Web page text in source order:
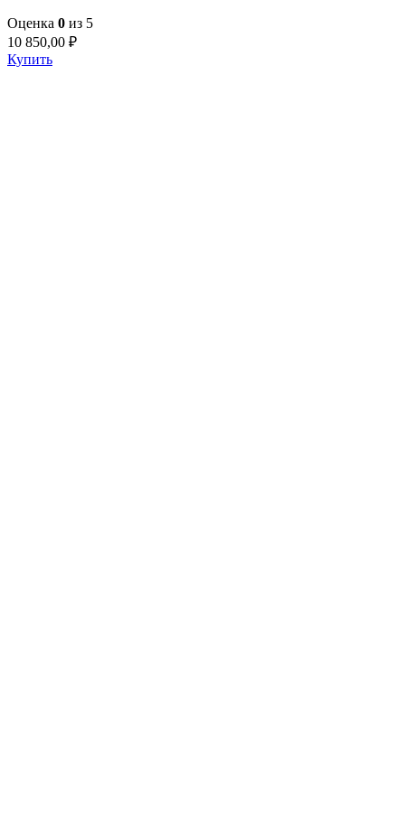
Оценка 0 из 5
10 850,00 ₽
Купить